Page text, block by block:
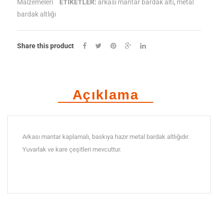
Altlığı
Malzemeleri
ETIKETLER: arkası mantar bardak altı, metal
bardak altlığı
Share this product
Açıklama
Arkası mantar kaplamalı, baskıya hazır metal bardak altlığıdır.
Yuvarlak ve kare çeşitleri mevcuttur.